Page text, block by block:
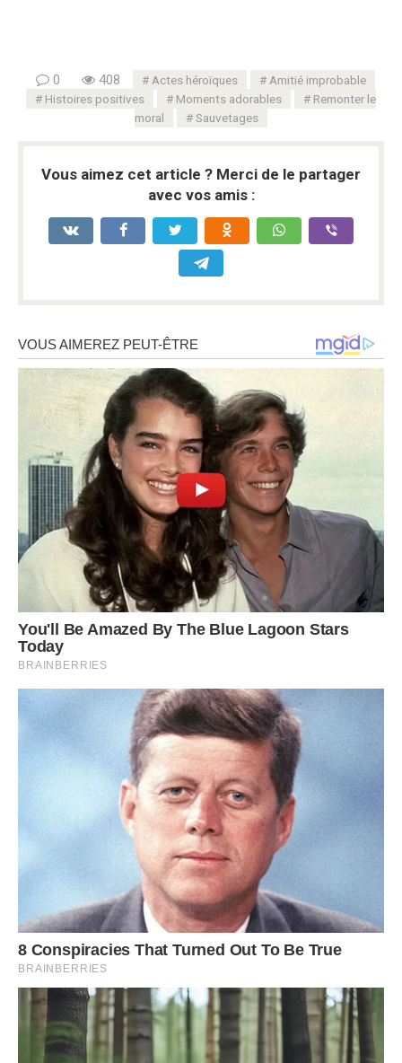
0 408 Actes héroïques
Amitié improbable
Histoires positives
Moments adorables
Remonter le
moral
Sauvetages
Vous aimez cet article ? Merci de le partager
avec vos amis :